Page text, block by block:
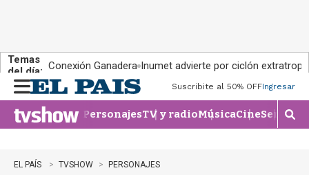
Temas
del día: Conexión Ganadera Inumet advierte por ciclón
n
u
Suscribite al 50% OFFIngresar
PersonajesTV y radioMúsicaCineSeries
M
o
EL PAÍS TVSHOW PERSONAJES